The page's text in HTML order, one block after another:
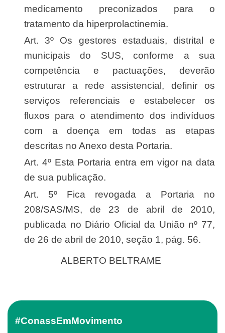
medicamento preconizados para o
tratamento da hiperprolactinemia.
Art. 3º Os gestores estaduais, distrital e
municipais do SUS, conforme a sua
competência e pactuações, deverão
estruturar a rede assistencial, definir os
serviços referenciais e estabelecer os
fluxos para o atendimento dos indivíduos
com a doença em todas as etapas
descritas no Anexo desta Portaria.
Art. 4º Esta Portaria entra em vigor na data
de sua publicação.
Art. 5º Fica revogada a Portaria no
208/SAS/MS, de 23 de abril de 2010,
publicada no Diário Oficial da União nº 77,
de 26 de abril de 2010, seção 1, pág. 56.
ALBERTO BELTRAME
#ConassEmMovimento